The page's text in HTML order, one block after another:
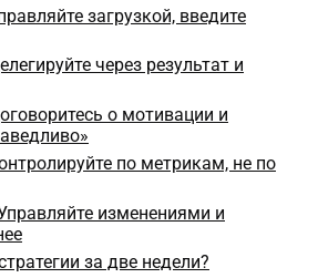
загрузкой, введите
через результат и
о мотивации и
по метрикам, не по
изменениями и
за две недели?